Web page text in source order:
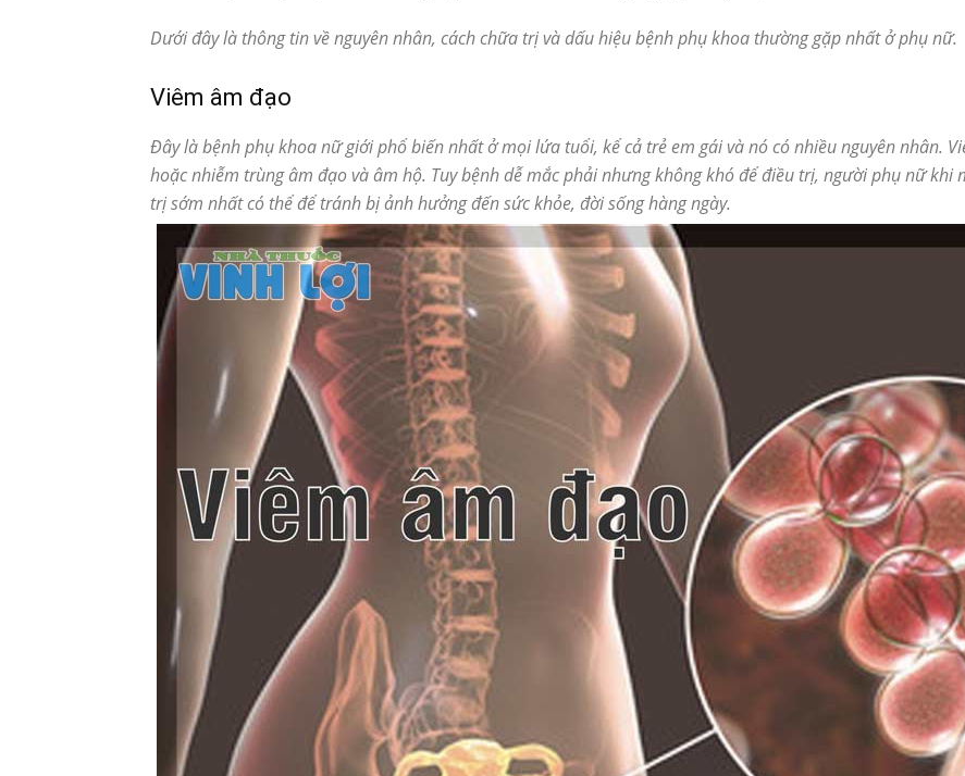
Dưới đây là thông tin về nguyên nhân, cách chữa trị và dấu hiệu bệnh phụ khoa thường gặp nhất ở phụ nữ.
Viêm âm đạo
Đây là bệnh phụ khoa nữ giới phổ biến nhất ở mọi lứa tuổi, kể cả trẻ em gái và nó có nhiều nguyên nhân.
hoặc nhiễm trùng âm đạo và âm hộ. Tuy bệnh dễ mắc phải nhưng không khó để điều trị, người phụ nữ khi
trị sớm nhất có thể để tránh bị ảnh hưởng đến sức khỏe, đời sống hàng ngày.